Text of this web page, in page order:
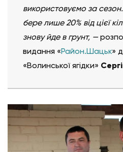
використовуємо за
бере лише 20% від цієї
знову йде в грунт, —
видання «Район.Шацьк»
«Волинської ягідки»